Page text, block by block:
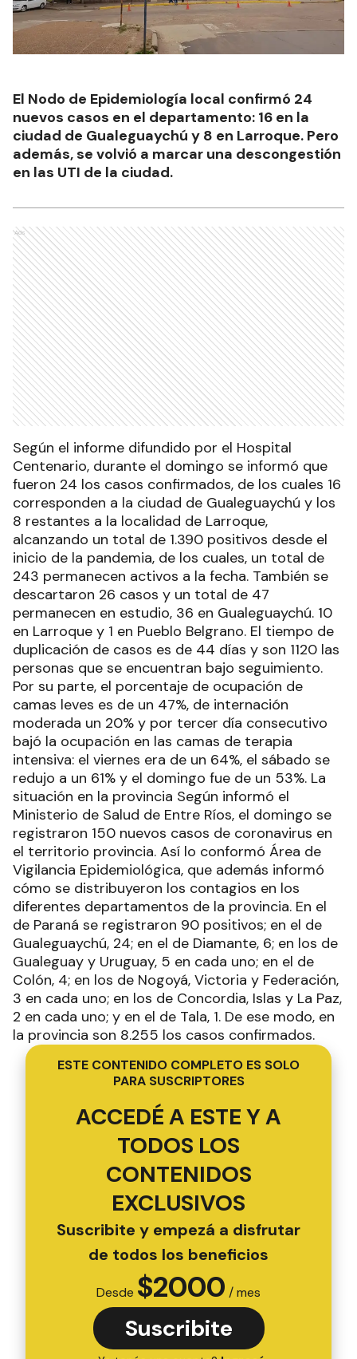
El Nodo de Epidemiología local confirmó 24
nuevos casos en el departamento: 16 en la
ciudad de Gualeguaychú y 8 en Larroque. Pero
además, se volvió a marcar una descongestión
en las UTI de la ciudad.
Ads
Según el informe difundido por el Hospital
Centenario, durante el domingo se informó que
fueron 24 los casos confirmados, de los cuales 16
corresponden a la ciudad de Gualeguaychú y los
8 restantes a la localidad de Larroque,
alcanzando un total de 1.390 positivos desde el
inicio de la pandemia, de los cuales, un total de
243 permanecen activos a la fecha. También se
descartaron 26 casos y un total de 47
permanecen en estudio, 36 en Gualeguaychú. 10
en Larroque y 1 en Pueblo Belgrano. El tiempo de
duplicación de casos es de 44 días y son 1120 las
personas que se encuentran bajo seguimiento.
Por su parte, el porcentaje de ocupación de
camas leves es de un 47%, de internación
moderada un 20% y por tercer día consecutivo
bajó la ocupación en las camas de terapia
intensiva: el viernes era de un 64%, el sábado se
redujo a un 61% y el domingo fue de un 53%. La
situación en la provincia Según informó el
Ministerio de Salud de Entre Ríos, el domingo se
registraron 150 nuevos casos de coronavirus en
el territorio provincia. Así lo conformó Área de
Vigilancia Epidemiológica, que además informó
cómo se distribuyeron los contagios en los
diferentes departamentos de la provincia. En el
de Paraná se registraron 90 positivos; en el de
Gualeguaychú, 24; en el de Diamante, 6; en los de
Gualeguay y Uruguay, 5 en cada uno; en el de
Colón, 4; en los de Nogoyá, Victoria y Federación,
3 en cada uno; en los de Concordia, Islas y La Paz,
2 en cada uno; y en el de Tala, 1. De ese modo, en
la provincia son 8.255 los casos confirmados.
ESTE CONTENIDO COMPLETO ES SOLO
PARA SUSCRIPTORES
ACCEDÉ A ESTE Y A
TODOS LOS
CONTENIDOS
EXCLUSIVOS
Suscribite y empezá a disfrutar
de todos los beneficios
Desde $2000 / mes
Suscribite